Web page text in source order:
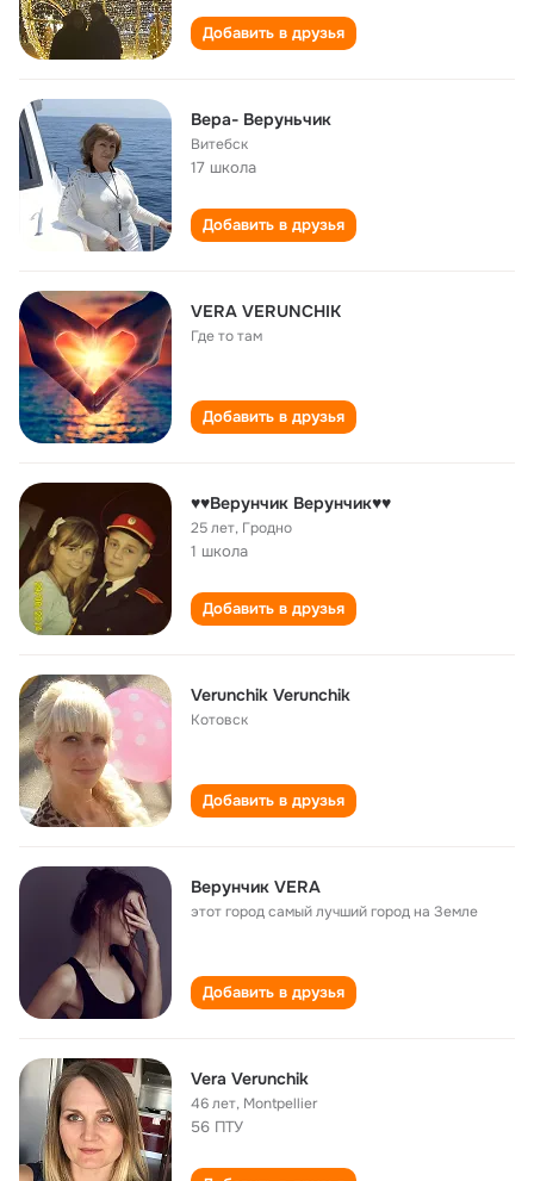
Добавить в друзья
Вера- Веруньчик
Витебск
17 школа
Добавить в друзья
VERA VERUNCHIK
Где то там
Добавить в друзья
♥♥Верунчик Верунчик♥♥
25 лет, Гродно
1 школа
Добавить в друзья
Verunchik Verunchik
Котовск
Добавить в друзья
Верунчик VERA
этот город самый лучший город на Земле
Добавить в друзья
Vera Verunchik
46 лет, Montpellier
56 ПТУ